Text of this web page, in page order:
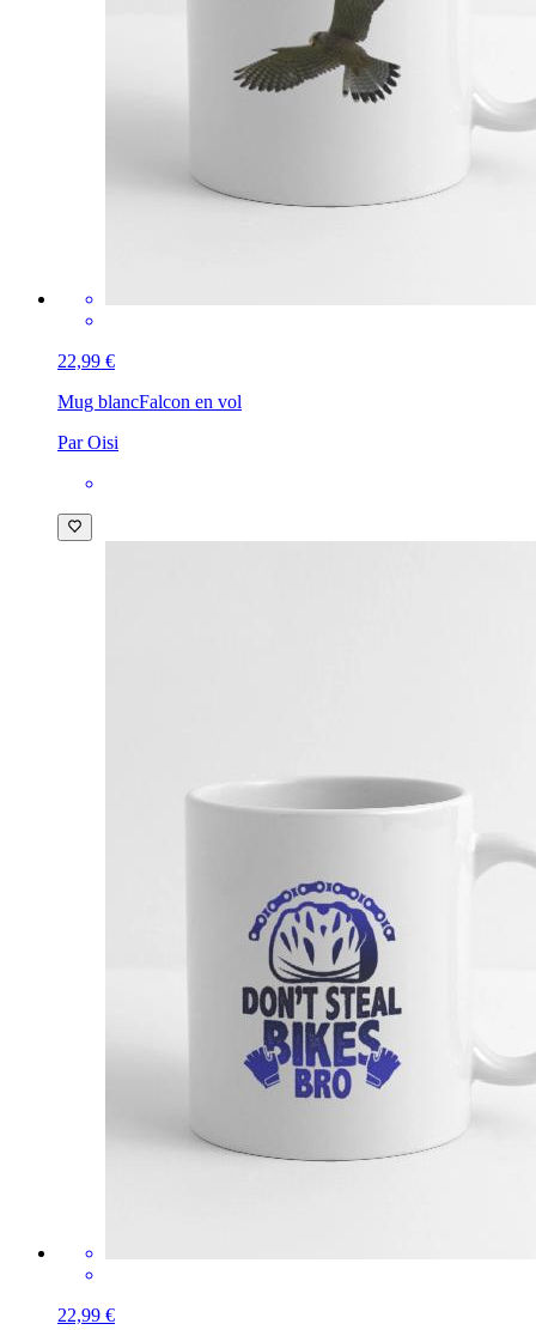
22,99 €
Mug blancFalcon en vol
Par Oisi
22,99 €